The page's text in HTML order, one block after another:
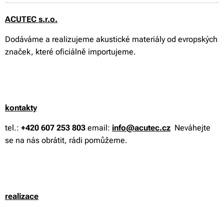
ACUTEC s.r.o.
Dodáváme a realizujeme akustické materiály od evropských
značek, které oficiálně importujeme.
kontakty
tel.: +420 607 253 803 email: info@acutec.cz Neváhejte
se na nás obrátit, rádi pomůžeme.
realizace